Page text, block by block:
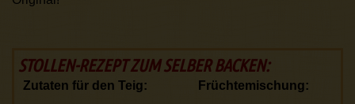
STOLLEN-REZEPT ZUM SELBER BACKEN:
Zutaten für den Teig:
Früchtemischung: